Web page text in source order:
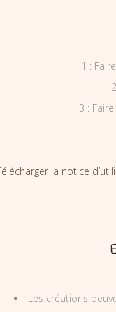
1 :
3 :
la notice
Les créations